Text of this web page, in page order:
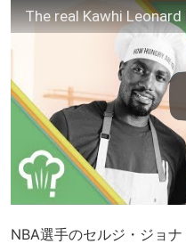
The real Kawhi Leonard
NBA選手のセルジ・ジョ